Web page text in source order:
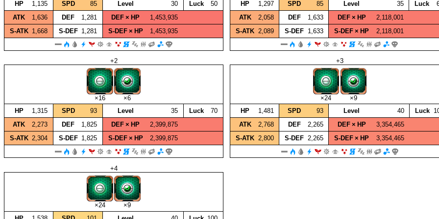
HP
1,135 SPD 85 Level 30 Luck
50
ATK
1,636 DEF 1,281 DEF × HP
1,453,935
S‑ATK 1,668 S‑DEF 1,281 S‑DEF × HP 1,453,935
HP
1,297 SPD 85 Level 35 Luck
ATK
2,058 DEF 1,633 DEF × HP
2,118,001
S‑ATK 2,089 S‑DEF 1,633 S‑DEF × HP 2,118,001
+2
×16
×6
HP
1,315 SPD 93 Level 35 Luck
70
ATK
2,273 DEF 1,825 DEF × HP
2,399,875
S‑ATK 2,304 S‑DEF 1,825 S‑DEF × HP 2,399,875
+3
×24
×9
HP
1,481 SPD 93 Level 40 Luck
ATK
2,768 DEF 2,265 DEF × HP
3,354,465
S‑ATK 2,800 S‑DEF 2,265 S‑DEF × HP 3,354,465
+4
×24
×9